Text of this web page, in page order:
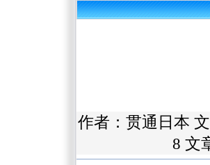
作者： 贯通日本
8 文